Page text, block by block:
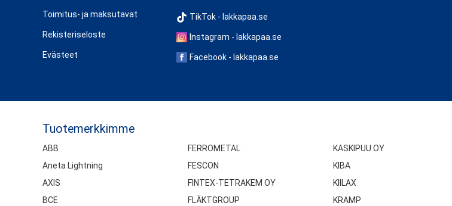
Toimitus- ja maksutavat
Rekisteriseloste
Evästeet
TikTok - lakkapaa.se
Instagram - lakkapaa.se
Facebook - lakkapaa.se
Tuotemerkkimme
ABB
Aneta Lightning
AXIS
BCE
FERROMETAL
FESCON
FINTEX-TETRAKEM OY
FLÄKTGROUP
KASKIPUU OY
KIBA
KIILAX
KRAMP